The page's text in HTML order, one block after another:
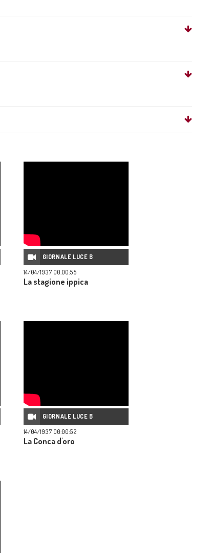
GIORNALE LUCE B
14/04/1937 00:00:55
La stagione ippica
GIORNALE LUCE B
14/04/1937 00:00:52
La Conca d'oro